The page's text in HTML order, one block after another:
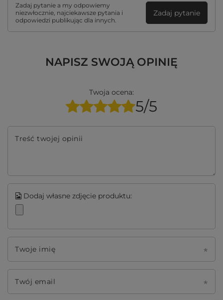
Zadaj pytanie a my odpowiemy
niezwłocznie, najciekawsze pytania i
odpowiedzi publikując dla innych.
Zadaj pytanie
NAPISZ SWOJĄ OPINIĘ
Twoja ocena:
5/5
Treść twojej opinii
Dodaj własne zdjęcie produktu:
Twoje imię
Twój email